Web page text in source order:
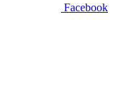
Facebook